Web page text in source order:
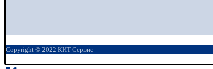
Copyright © 2022 КИТ Сервис